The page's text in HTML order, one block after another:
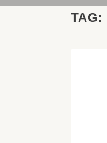
TAG: